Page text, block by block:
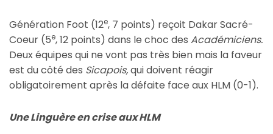
Génération Foot (12e, 7 points) reçoit Dakar Sacré-
Coeur (5e, 12 points) dans le choc des Académiciens.
Deux équipes qui ne vont pas très bien mais la faveur
est du côté des Sicapois,qui doivent réagir
obligatoirement après la défaite face aux HLM (0-1).
Une Linguère en crise aux HLM